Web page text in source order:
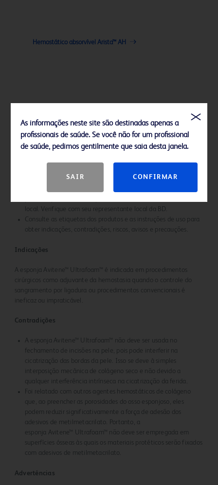
Hemostático absorvível Arista™ AH
Referências
Consulte as instruções de uso completas para obter instruções
detalhadas de aplicação
local. Verifique com seu representante local da BD.
Consulte as etiquetas dos produtos e as instruções de uso para
obter indicações, contradições, riscos, avisos e precauções.
Indicações
A esponja Avitene™ Ultrafoam™ é indicada em procedimentos
cirúrgicos como adjuvante da hemostasia quando o controle do
sangramento por ligadura ou procedimentos convencionais é
ineficaz ou impraticável.
Contradições
A esponja Avitene™ Ultrafoam™ não deve ser usada no
fechamento de incisões na pele, pois pode interferir na
cicatrização das bordas da pele. Isso se deve à simples
interposição mecânica de colágeno seco e não devido a
qualquer interferência intrínseca na cicatrização da ferida.
Foi relatado com outros agentes hemostáticos de colágeno
que, ao preencher as porosidades do osso esponjoso, eles
podem reduzir significativamente a força de adesão dos
adesivos de metilmetacrilato. Portanto, a
esponja Avitene™ Ultrafoam™ não deve ser empregada em
superfícies ósseas às quais os materiais protéticos serão fixados
com adesivos de metilmetacrilato.
Advertências
As informações neste site são destinadas apenas a
profissionais de saúde. Se você não for um profissional
de saúde, pedimos gentilmente que saia desta janela.
SAIR CONFIRMAR